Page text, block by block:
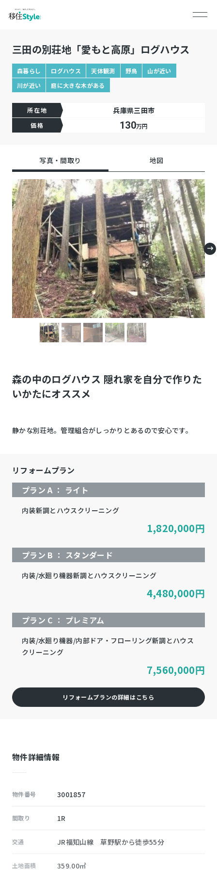
三田の別荘地「愛もと高原」ログハウス
森暮らし ログハウス 天体観測 野鳥
山が近い
川が近い
庭に大きな木がある
所在地 兵庫県三田市
価格 130万円
写真・間取り 地図
森の中のログハウス 隠れ家を自分で作りた
いかたにオススメ
静かな別荘地。管理組合がしっかりとあるので安心です。
リフォームプラン
プラン A ： ライト
内装新調とハウスクリーニング
1,820,000円
プラン B ： スタンダード
内装/水廻り機器新調とハウスクリーニング
4,480,000円
プラン C ： プレミアム
内装/水廻り機器/内部ドア・フローリング新調とハウス
クリーニング
7,560,000円
リフォームプランの詳細はこちら
物件詳細情報
物件番号 3001857
間取り 1R
交通 JR福知山線 草野駅から徒歩55分
土地面積 359.00㎡